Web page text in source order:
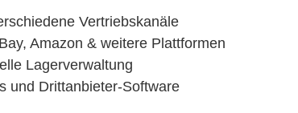
Vertriebskanäle
Amazon & weitere Plattformen
Lagerverwaltung
und Drittanbieter-Software